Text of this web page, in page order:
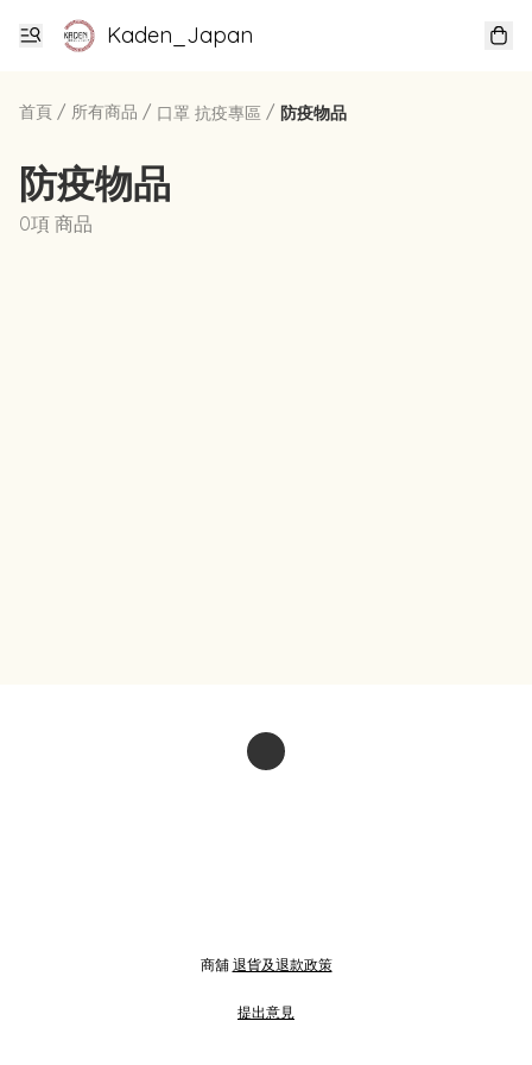
Kaden_Japan
首頁 / 所有商品 / 口罩 抗疫專區 / 防疫物品
防疫物品
0項 商品
商舖 退貨及退款政策
提出意見